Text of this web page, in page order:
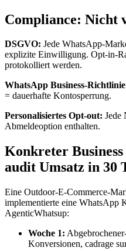
Compliance: Nicht
DSGVO: Jede WhatsApp-
explizite Einwilligung. Opt-in-
protokolliert werden.
WhatsApp Business-
= dauerhafte Kontosperrung.
Personalisiertes Opt-out: Jede
Abmeldeoption enthalten.
Konkreter
audit Umsatz in 30
Eine Outdoor-E-Commerce-
implementierte eine WhatsApp
AgenticWhatsup:
Woche 1:
Konversionen, cadrage